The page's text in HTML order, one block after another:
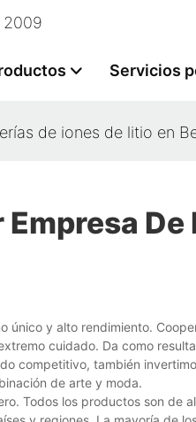
2009
Servicios
de iones de litio en
único y alto rendimiento.
cuidado. Da como
competitivo, también
de arte y moda.
Todos los productos son de